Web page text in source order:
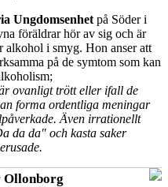
Ungdomsenhet på Söder i
föräldrar hör av sig och är
alkohol i smyg. Hon anser att
på de symtom som kan
ovanligt trött eller ifall de
forma ordentliga meningar
Även irrationellt
da da" och kasta saker